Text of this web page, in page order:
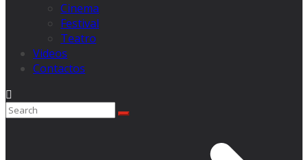
Cinema
Festival
Teatro
Videos
Contactos